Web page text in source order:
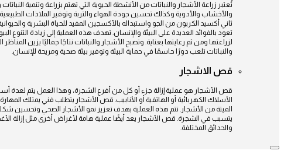
تُعتبر زراعة الأشجار والنباتات من الأنشطة الحيوية التي تهتم بزراعة وتنمية
والأخشاب والأدوية وكذلك تحسين جودة الهواء والتربة وتوفير الملاذات الطبيعية
ثاني أكسيد الكربون من الجو واستبداله بالأكسجين المفيد للحياة البشرية
تعود بالفوائد العديدة على البيئة والإنسان. تهدف هذه العملية إلى زيادة التنوع
لزراعتها ومن ثم رعايتها بعناية. وتصبح الأشجار والنباتات نتاجًا جماليًا يزين
والنباتات تلعب دورًا حاسمًا في حماية البيئة وتوفير بيئة صحية ومريحة للإنسان.
قص الاشجار
قص الأشجار هو عملية إزالة جزء أو كل من أفرع الشجرة، وهذا العمل يتم لعدة
الأسلاك الكهربائية أو الهاتفية أو الأنابيب. قص الأشجار يتطلب فني يمتلك
الميتة من الأشجار. تتم هذه العملية بهدف تعزيز نمو الأشجار الصحي وتحسين
يتسبب في الشجرة. قص الأشجار يعد أيضًا عملية هامة لأغراض أخرى مثل إزالة
والحدائق المختلفة.